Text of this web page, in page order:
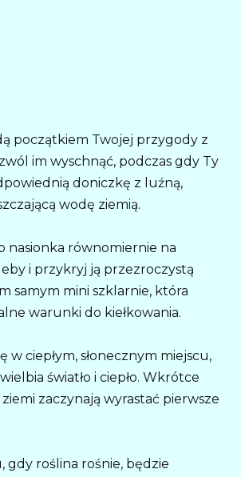
początkiem Twojej przygody z
im wyschnąć, podczas gdy Ty
doniczkę z luźną,
wodę ziemią.
nasionka równomiernie na
i przykryj ją przezroczystą
samym mini szklarnie, która
warunki do kiełkowania.
w ciepłym, słonecznym miejscu,
światło i ciepło. Wkrótce
zaczynają wyrastać pierwsze
gdy roślina rośnie, będzie